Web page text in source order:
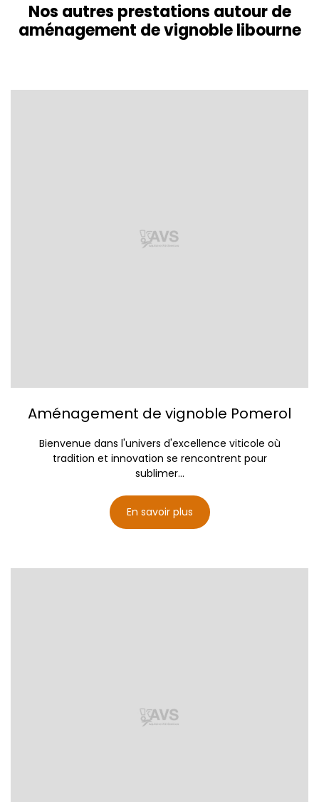
Nos autres prestations autour de
aménagement de vignoble libourne
Aménagement de vignoble Pomerol
Bienvenue dans l'univers d'excellence viticole où
tradition et innovation se rencontrent pour
sublimer...
En savoir plus